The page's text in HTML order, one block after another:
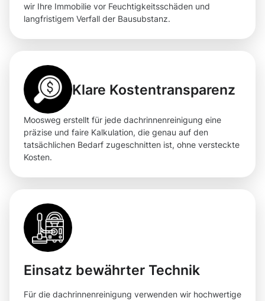
wir Ihre Immobilie vor Feuchtigkeitsschäden und
langfristigem Verfall der Bausubstanz.
Klare Kostentransparenz
Moosweg erstellt für jede dachrinnenreinigung eine
präzise und faire Kalkulation, die genau auf den
tatsächlichen Bedarf zugeschnitten ist, ohne versteckte
Kosten.
Einsatz bewährter Technik
Für die dachrinnenreinigung verwenden wir hochwertige